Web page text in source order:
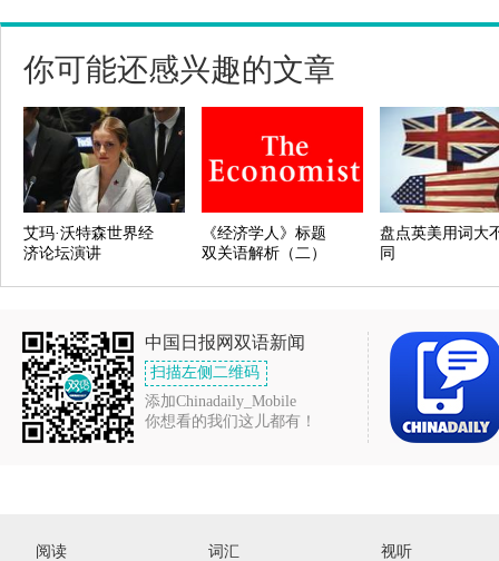
你可能还感兴趣的文章
艾玛·沃特森世界经
济论坛演讲
《经济学人》标题
双关语解析（二）
盘点英美用词大
同
中国日报网双语新闻
扫描左侧二维码
添加Chinadaily_Mobile
你想看的我们这儿都有！
阅读 词汇 视听